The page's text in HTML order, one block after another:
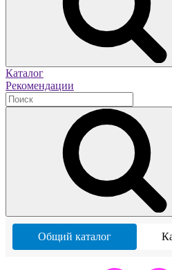
Каталог
Рекомендации
Общий каталог